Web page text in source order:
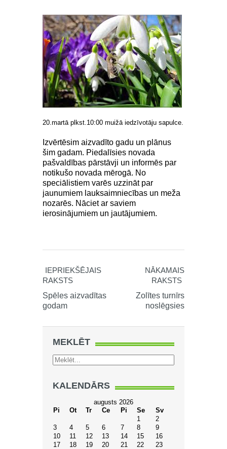
20.martā plkst.10:00 muižā iedzīvotāju sapulce.
Izvērtēsim aizvadīto gadu un plānus
šim gadam. Piedalīsies novada
pašvaldības pārstāvji un informēs par
notikušo novada mērogā. No
speciālistiem varēs uzzināt par
jaunumiem lauksaimniecības un meža
nozarēs. Nāciet ar saviem
ierosinājumiem un jautājumiem.
IEPRIEKŠĒJAIS
RAKSTS
Spēles aizvadītas
godam
NĀKAMAIS
RAKSTS
Zolītes turnīrs
noslēgsies
MEKLĒT
KALENDĀRS
augusts 2026
Pi
Ot Tr Ce Pi Se
Sv
1
2
3
4 5 6 7 8
9
10
11 12 13 14 15
16
17
18 19 20 21 22
23